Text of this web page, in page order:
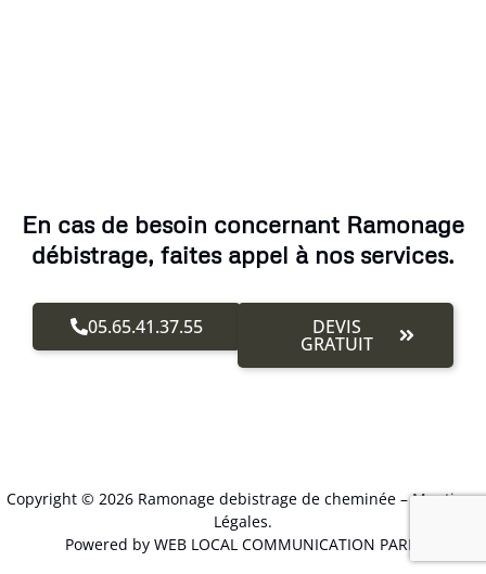
En cas de besoin concernant Ramonage
débistrage, faites appel à nos services.
05.65.41.37.55 DEVIS
GRATUIT
Copyright © 2026 Ramonage debistrage de cheminée –Mentions
Légales.
Powered by WEB LOCAL COMMUNICATION PARIS